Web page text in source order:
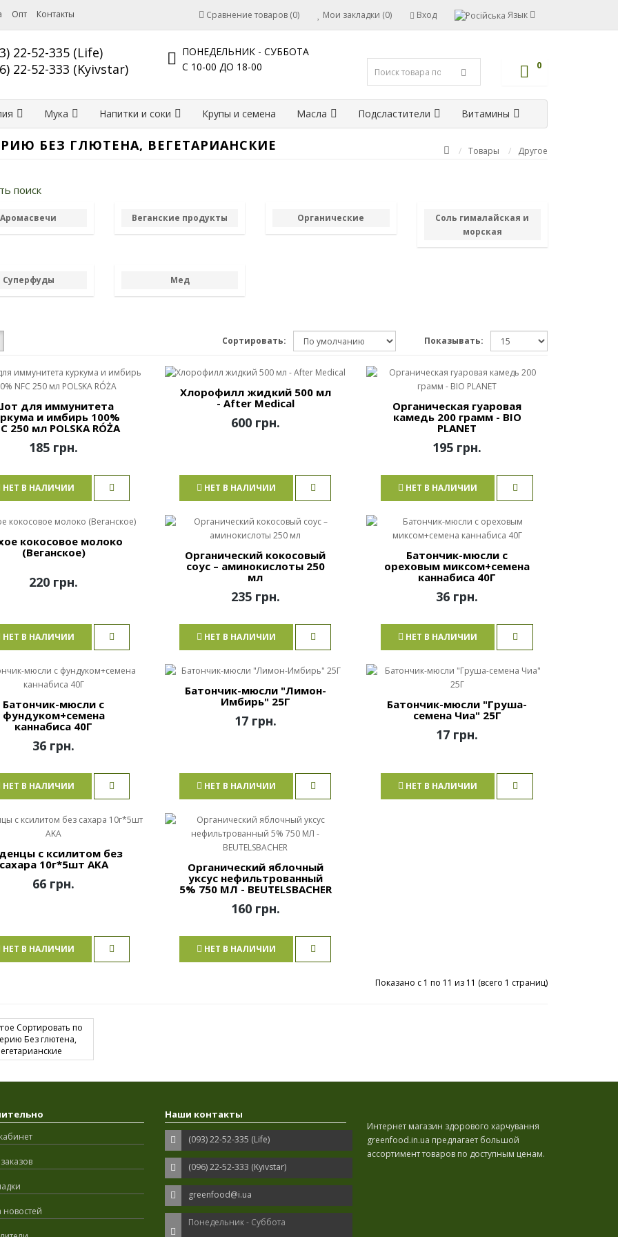
Опт Контакты Язык
Вход
Мои закладки (0)
Сравнение товаров (0)
22-52-335 (Life)
22-52-333 (Kyivstar)
ПОНЕДЕЛЬНИК - СУББОТА
С 10-00 ДО 18-00
0
Мука Напитки и соки Крупы и семена Масла Подсластители Витамины
Товары Другое
БЕЗ ГЛЮТЕНА, ВЕГЕТАРИАНСКИЕ
поиск
Аромасвечи Веганские продукты Органические
Соль гималайская и
морская
Суперфуды Мед
Сортировать: Показывать:
для иммунитета
и имбирь 100%
250 мл POLSKA RÓŻA
185 грн.
НЕТ В НАЛИЧИИ
Хлорофилл жидкий 500 мл
- After Medical
600 грн.
НЕТ В НАЛИЧИИ
Органическая гуаровая
камедь 200 грамм - BIO
PLANET
195 грн.
НЕТ В НАЛИЧИИ
кокосовое молоко
(Веганское)
220 грн.
НЕТ В НАЛИЧИИ
Органический кокосовый
соус – аминокислоты 250
мл
235 грн.
НЕТ В НАЛИЧИИ
Батончик-мюсли с
ореховым миксом+семена
каннабиса 40Г
36 грн.
НЕТ В НАЛИЧИИ
Батончик-мюсли с
фундуком+семена
каннабиса 40Г
36 грн.
НЕТ В НАЛИЧИИ
Батончик-мюсли "Лимон-
Имбирь" 25Г
17 грн.
НЕТ В НАЛИЧИИ
Батончик-мюсли "Груша-
семена Чиа" 25Г
17 грн.
НЕТ В НАЛИЧИИ
с ксилитом без
10г*5шт AKA
66 грн.
НЕТ В НАЛИЧИИ
Органический яблочный
уксус нефильтрованный
5% 750 МЛ - BEUTELSBACHER
160 грн.
НЕТ В НАЛИЧИИ
Показано с 1 по 11 из 11 (всего 1 страниц)
новостей
Наши контакты
(093) 22-52-335 (Life)
(096) 22-52-333 (Kyivstar)
greenfood@i.ua
Понедельник - Суббота
Интернет магазин здорового харчування
greenfood.in.ua предлагает большой
ассортимент товаров по доступным ценам.